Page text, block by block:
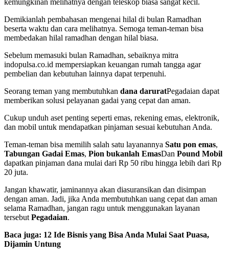
kemungkinan melihatnya dengan teleskop biasa sangat kecil.
Demikianlah pembahasan mengenai hilal di bulan Ramadhan
beserta waktu dan cara melihatnya. Semoga teman-teman bisa
membedakan hilal ramadhan dengan hilal biasa.
Sebelum memasuki bulan Ramadhan, sebaiknya mitra
indopulsa.co.id mempersiapkan keuangan rumah tangga agar
pembelian dan kebutuhan lainnya dapat terpenuhi.
Seorang teman yang membutuhkan dana daruratPegadaian dapat
memberikan solusi pelayanan gadai yang cepat dan aman.
Cukup unduh aset penting seperti emas, rekening emas, elektronik,
dan mobil untuk mendapatkan pinjaman sesuai kebutuhan Anda.
Teman-teman bisa memilih salah satu layanannya Satu pon emas,
Tabungan Gadai Emas, Pion bukanlah EmasDan Pound Mobil
dapatkan pinjaman dana mulai dari Rp 50 ribu hingga lebih dari Rp
20 juta.
Jangan khawatir, jaminannya akan diasuransikan dan disimpan
dengan aman. Jadi, jika Anda membutuhkan uang cepat dan aman
selama Ramadhan, jangan ragu untuk menggunakan layanan
tersebut Pegadaian.
Baca juga: 12 Ide Bisnis yang Bisa Anda Mulai Saat Puasa,
Dijamin Untung